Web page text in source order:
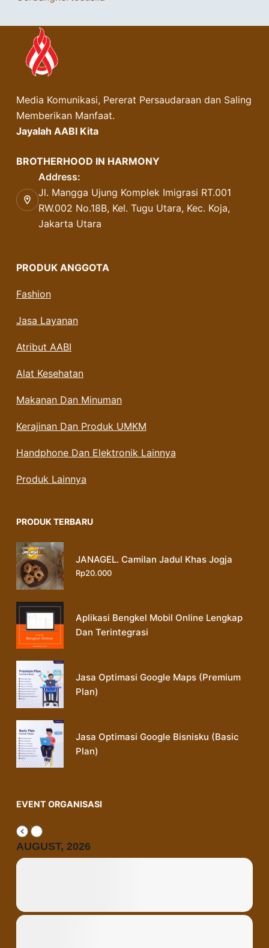
Media Komunikasi, Pererat Persaudaraan dan Saling
Memberikan Manfaat.
Jayalah AABI Kita
BROTHERHOOD IN HARMONY
Address:
Jl. Mangga Ujung Komplek Imigrasi RT.001
RW.002 No.18B, Kel. Tugu Utara, Kec. Koja,
Jakarta Utara
PRODUK ANGGOTA
Fashion
Jasa Layanan
Atribut AABI
Alat Kesehatan
Makanan Dan Minuman
Kerajinan Dan Produk UMKM
Handphone Dan Elektronik Lainnya
Produk Lainnya
PRODUK TERBARU
JANAGEL. Camilan Jadul Khas Jogja
Rp20.000
Aplikasi Bengkel Mobil Online Lengkap
Dan Terintegrasi
Jasa Optimasi Google Maps (Premium
Plan)
Jasa Optimasi Google Bisnisku (Basic
Plan)
EVENT ORGANISASI
AUGUST, 2026